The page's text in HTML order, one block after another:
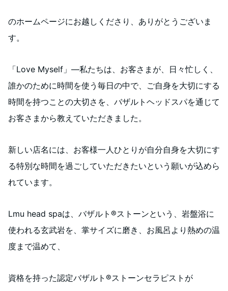
のホームページにお越しくださり、ありがとうございま
す。
「Love Myself」―私たちは、お客さまが、日々忙しく、
誰かのために時間を使う毎日の中で、ご自身を大切にする
時間を持つことの大切さを、バザルトヘッドスパを通じて
お客さまから教えていただきました。
新しい店名には、お客様一人ひとりが自分自身を大切にす
る特別な時間を過ごしていただきたいという願いが込めら
れています。
Lmu head spaは、バザルト®️ストーンという、岩盤浴に
使われる玄武岩を、掌サイズに磨き、お風呂より熱めの温
度まで温めて、
資格を持った認定バザルト®️ストーンセラピストが